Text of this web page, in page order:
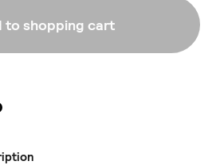
to shopping cart